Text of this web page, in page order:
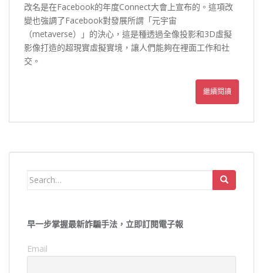
改名是在Facebook的年度Connect大會上宣布的。這項改
變也強調了Facebook對發展所謂「元宇宙
（metaverse）」的決心，這是種透過全像投影和3D虛擬
影像打造的超現實虛擬實境，讓人們能夠在裡面工作和社
交。
繼續閱讀
Search
早一步掌握最新詐騙手法，立即訂閱電子報
Email